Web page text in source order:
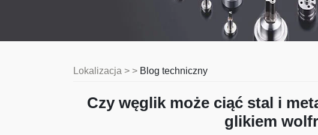
Lokalizacja > > Blog techniczny
Czy węglik może ciąć stal i
glikiem